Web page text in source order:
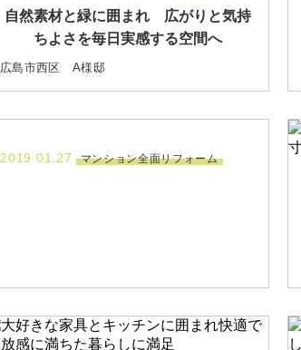
自然素材と緑に囲まれ 広がりと気持
ちよさを毎日実感する空間へ
広島市西区 A様邸
2019.01.27 マンション全面リフォーム